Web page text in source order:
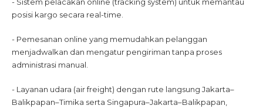
- Sistem pelacakan online (tracking system) untuk memantau
posisi kargo secara real-time.
- Pemesanan online yang memudahkan pelanggan
menjadwalkan dan mengatur pengiriman tanpa proses
administrasi manual.
- Layanan udara (air freight) dengan rute langsung Jakarta–
Balikpapan–Timika serta Singapura–Jakarta–Balikpapan,